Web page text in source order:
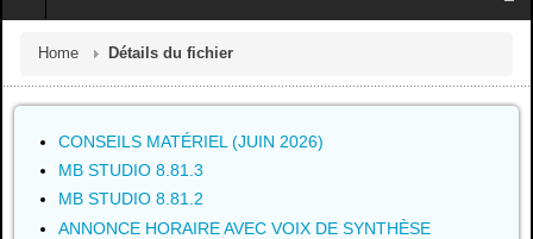
Home Détails du fichier
CONSEILS MATÉRIEL (JUIN 2026)
MB STUDIO 8.81.3
MB STUDIO 8.81.2
ANNONCE HORAIRE AVEC VOIX DE SYNTHÈSE